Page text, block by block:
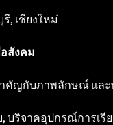
, เชียงใหม่
อสังคม
คัญกับภาพลักษณ์ และ
, บริจาคอุปกรณ์การเ